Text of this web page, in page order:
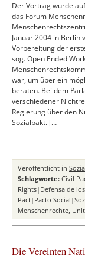
Der Vortrag wurde
das Forum
Januar 2004 in
Vorbereitung der
sog. Open Ended
war, um über ein
beraten. Bei dem
verschiedener
Regierung über den
Sozialpakt. […]
Veröffentlicht in
Schlagworte: Civil
Rights|Defensa de
Pact|Pacto
Menschenrechte,
Die Vereinten